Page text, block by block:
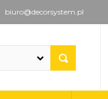
biuro@decorsystem.pl